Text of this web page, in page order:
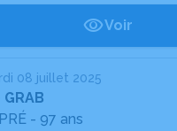
Voir
08 juillet 2025
- 97 ans